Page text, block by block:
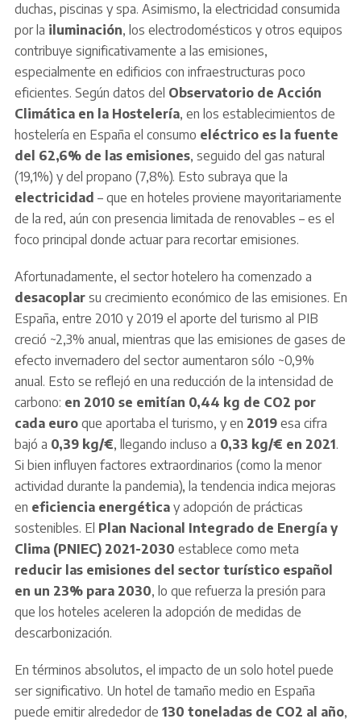
duchas, piscinas y spa. Asimismo, la electricidad consumida
por la iluminación, los electrodomésticos y otros equipos
contribuye significativamente a las emisiones,
especialmente en edificios con infraestructuras poco
eficientes. Según datos del Observatorio de Acción
Climática en la Hostelería, en los establecimientos de
hostelería en España el consumo eléctrico es la fuente
del 62,6% de las emisiones, seguido del gas natural
(19,1%) y del propano (7,8%). Esto subraya que la
electricidad – que en hoteles proviene mayoritariamente
de la red, aún con presencia limitada de renovables – es el
foco principal donde actuar para recortar emisiones.
Afortunadamente, el sector hotelero ha comenzado a
desacoplarsu crecimiento económico de las emisiones. En
España, entre 2010 y 2019 el aporte del turismo al PIB
creció ~2,3% anual, mientras que las emisiones de gases de
efecto invernadero del sector aumentaron sólo ~0,9%
anual. Esto se reflejó en una reducción de la intensidad de
carbono: en 2010 se emitían 0,44 kg de CO2 por
cada euroque aportaba el turismo, y en 2019 esa cifra
bajó a 0,39 kg/€, llegando incluso a 0,33 kg/€ en 2021.
Si bien influyen factores extraordinarios (como la menor
actividad durante la pandemia), la tendencia indica mejoras
en eficiencia energética y adopción de prácticas
sostenibles. El Plan Nacional Integrado de Energía y
Clima (PNIEC) 2021-2030 establece como meta
reducir las emisiones del sector turístico español
en un 23% para 2030, lo que refuerza la presión para
que los hoteles aceleren la adopción de medidas de
descarbonización.
En términos absolutos, el impacto de un solo hotel puede
ser significativo. Un hotel de tamaño medio en España
puede emitir alrededor de 130 toneladas de CO2 al año,